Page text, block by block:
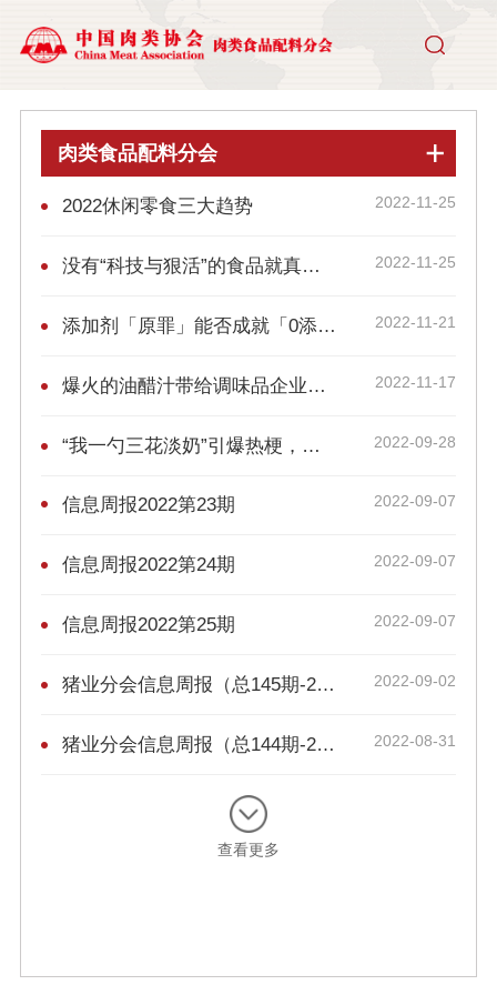
肉类食品配料分会
2022休闲零食三大趋势 2022-11-25
没有“科技与狠活”的食品就真的好吗？ 2022-11-25
添加剂「原罪」能否成就「0添加」的新品牌们？ 2022-11-21
爆火的油醋汁带给调味品企业的启示 2022-11-17
“我一勺三花淡奶”引爆热梗，食品添加剂需要被正视！ 2022-09-28
信息周报2022第23期 2022-09-07
信息周报2022第24期 2022-09-07
信息周报2022第25期 2022-09-07
猪业分会信息周报（总145期-2022年-第33周） 2022-09-02
猪业分会信息周报（总144期-2022年-第32周） 2022-08-31
查看更多